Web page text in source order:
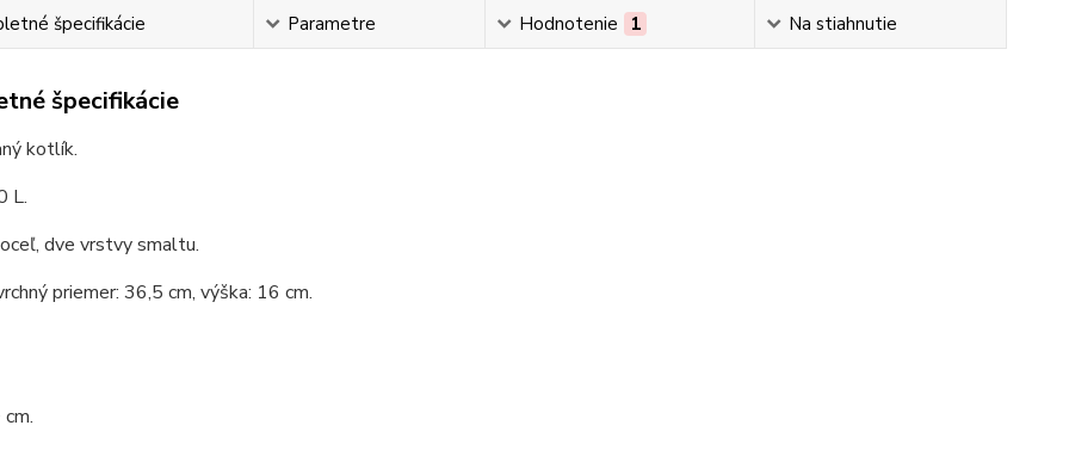
špecifikácie Parametre Hodnotenie 1 Na stiahnutie
špecifikácie
kotlík.
L.
dve vrstvy smaltu.
priemer: 36,5 cm, výška: 16 cm.